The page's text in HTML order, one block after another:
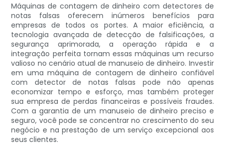
Máquinas de contagem de dinheiro com detectores de
notas falsas oferecem inúmeros benefícios para
empresas de todos os portes. A maior eficiência, a
tecnologia avançada de detecção de falsificações, a
segurança aprimorada, a operação rápida e a
integração perfeita tornam essas máquinas um recurso
valioso no cenário atual de manuseio de dinheiro. Investir
em uma máquina de contagem de dinheiro confiável
com detector de notas falsas pode não apenas
economizar tempo e esforço, mas também proteger
sua empresa de perdas financeiras e possíveis fraudes.
Com a garantia de um manuseio de dinheiro preciso e
seguro, você pode se concentrar no crescimento do seu
negócio e na prestação de um serviço excepcional aos
seus clientes.